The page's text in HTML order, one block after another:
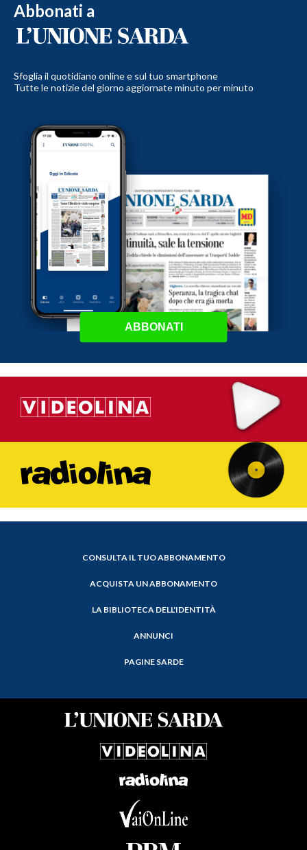
Abbonati a
Sfoglia il quotidiano online e sul tuo smartphone
Tutte le notizie del giorno aggiornate minuto per minuto
ABBONATI
CONSULTA IL TUO ABBONAMENTO
ACQUISTA UN ABBONAMENTO
LA BIBLIOTECA DELL'IDENTITÀ
ANNUNCI
PAGINE SARDE